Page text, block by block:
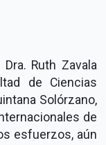
Ruth Zavala
de Ciencias
Solórzano,
de
esfuerzos, aún